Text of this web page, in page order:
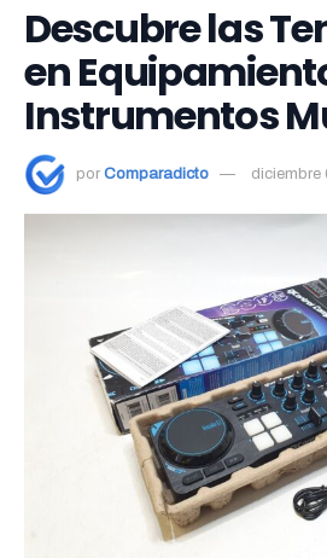
Descubre las
en
Instrumentos
por Comparadicto diciembre